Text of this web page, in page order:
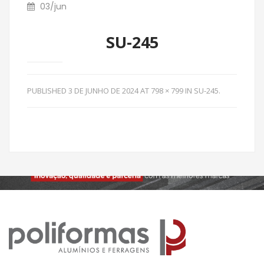
03/jun
SU-245
PUBLISHED 3 DE JUNHO DE 2024AT 798 × 799 IN SU-245.